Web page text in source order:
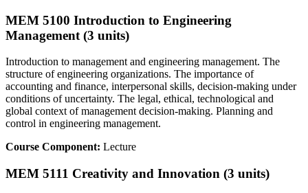
MEM 5100 Introduction to Engineering
Management (3 units)
Introduction to management and engineering management. The
structure of engineering organizations. The importance of
accounting and finance, interpersonal skills, decision-making under
conditions of uncertainty. The legal, ethical, technological and
global context of management decision-making. Planning and
control in engineering management.
Course Component: Lecture
MEM 5111 Creativity and Innovation (3 units)